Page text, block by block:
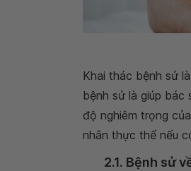
Khai thác bệnh sử
bệnh sử là giúp bác
độ nghiêm trọng
nhân thực thể nếu
2.1. Bệnh sử